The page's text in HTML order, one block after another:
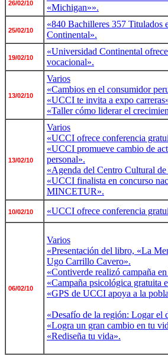
26/02/10
«Michigan»».
25/02/10
«840 Bachilleres 357 Titulados
Continental».
19/02/10
«Universidad Continental
vocacional».
13/02/10
Varios
«Cambios en el consumidor
«UCCI te invita a expo
«Taller cómo liderar el
13/02/10
Varios
«UCCI ofrece conferencia
«UCCI promueve cambio de
personal».
«Agenda del Centro Cultural
«UCCI finalista en concurso
MINCETUR».
10/02/10 «UCCI ofrece conferencia
06/02/10
Varios
«Presentación del libro, «La
Ugo Carrillo Cavero».
«Contiverde realizó campaña
«Campaña psicológica gratuita
«GPS de UCCI apoya a la
«Desafío de la región: Logar el
«Logra un gran cambio en tu
«Rediseña tu vida».